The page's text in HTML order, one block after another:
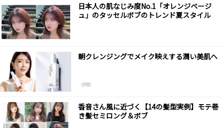
日本人の肌なじみ度No.1「オレンジベージ
ュ」のタッセルボブのトレンド夏スタイル
朝クレンジングでメイク映えする潤い美肌へ
（PR）
香音さん風に近づく【14の髪型実例】モテ巻
き髪セミロング＆ボブ